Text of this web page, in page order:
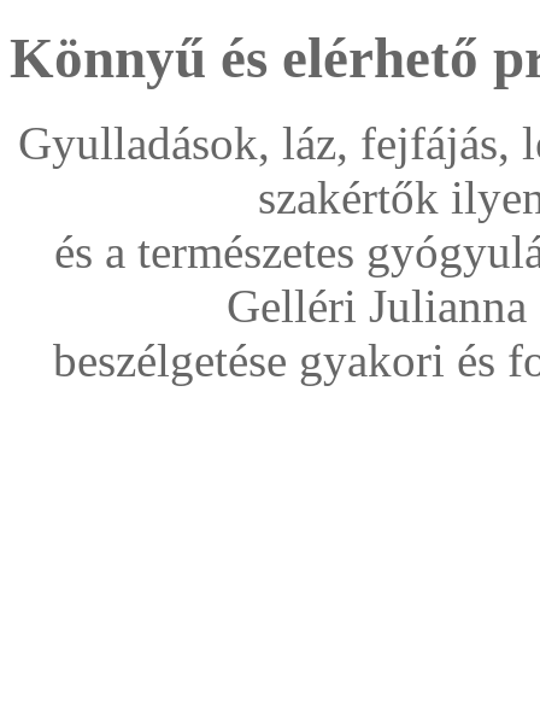
Könnyű és elérhető
Gyulladások, láz, fejfájás,
szakértők
és a természetes
Gelléri Julianna
beszélgetése gyakori és